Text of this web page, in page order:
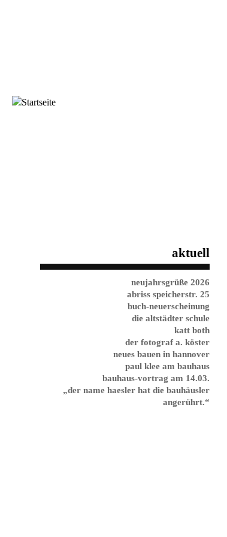
aktuell
neujahrsgrüße 2026
abriss speicherstr. 25
buch-neuerscheinung
die altstädter schule
katt both
der fotograf a. köster
neues bauen in hannover
paul klee am bauhaus
bauhaus-vortrag am 14.03.
„der name haesler hat die bauhäusler
angerührt.“